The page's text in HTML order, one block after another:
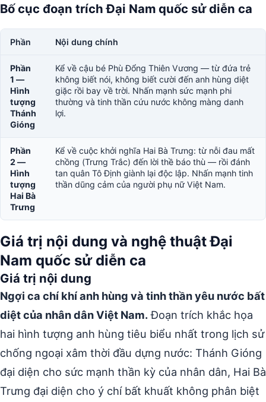
Bố cục đoạn trích Đại Nam quốc sử diễn ca
Phần Nội dung chính
Phần
1 —
Hình
tượng
Thánh
Gióng
Kể về cậu bé Phù Đổng Thiên Vương — từ đứa trẻ
không biết nói, không biết cười đến anh hùng diệt
giặc rồi bay về trời. Nhấn mạnh sức mạnh phi
thường và tinh thần cứu nước không màng danh
lợi.
Phần
2 —
Hình
tượng
Hai Bà
Trưng
Kể về cuộc khởi nghĩa Hai Bà Trưng: từ nỗi đau mất
chồng (Trưng Trắc) đến lời thề báo thù — rồi đánh
tan quân Tô Định giành lại độc lập. Nhấn mạnh tinh
thần dũng cảm của người phụ nữ Việt Nam.
Giá trị nội dung và nghệ thuật Đại
Nam quốc sử diễn ca
Giá trị nội dung
Ngợi ca chí khí anh hùng và tinh thần yêu nước bất
diệt của nhân dân Việt Nam.Đoạn trích khắc họa
hai hình tượng anh hùng tiêu biểu nhất trong lịch sử
chống ngoại xâm thời đầu dựng nước: Thánh Gióng
đại diện cho sức mạnh thần kỳ của nhân dân, Hai Bà
Trưng đại diện cho ý chí bất khuất không phân biệt